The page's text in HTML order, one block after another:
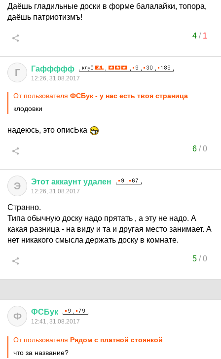
Даёшь гладильные доски в форме балалайки, топора,
даёшь патриотизмъ!
4/ 1
Г Гаффффф
12:26, 31.08.2017
От пользователя ФСБук - у нас есть твоя страница
клодовки
надеюсь, это описЬка
6/0
Э Этот аккаунт удален
12:26, 31.08.2017
Странно.
Типа обычную доску надо прятать , а эту не надо. А
какая разница - на виду и та и другая место занимает. А
нет никакого смысла держать доску в комнате.
5/0
Ф ФСБук
12:41, 31.08.2017
От пользователя Рядом с платной стоянкой
что за название?